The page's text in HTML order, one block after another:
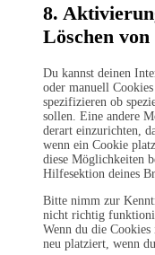
8.
Löschen von
Du kannst deinen
oder manuell
spezifizieren ob
sollen. Eine andere
derart einzurichten,
wenn ein Cookie
diese Möglichkeiten
Hilfesektion deines
Bitte nimm zur
nicht richtig
Wenn du die
neu platziert, wenn